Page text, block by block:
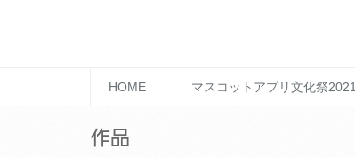
HOME マスコットアプリ文化祭2021
作品